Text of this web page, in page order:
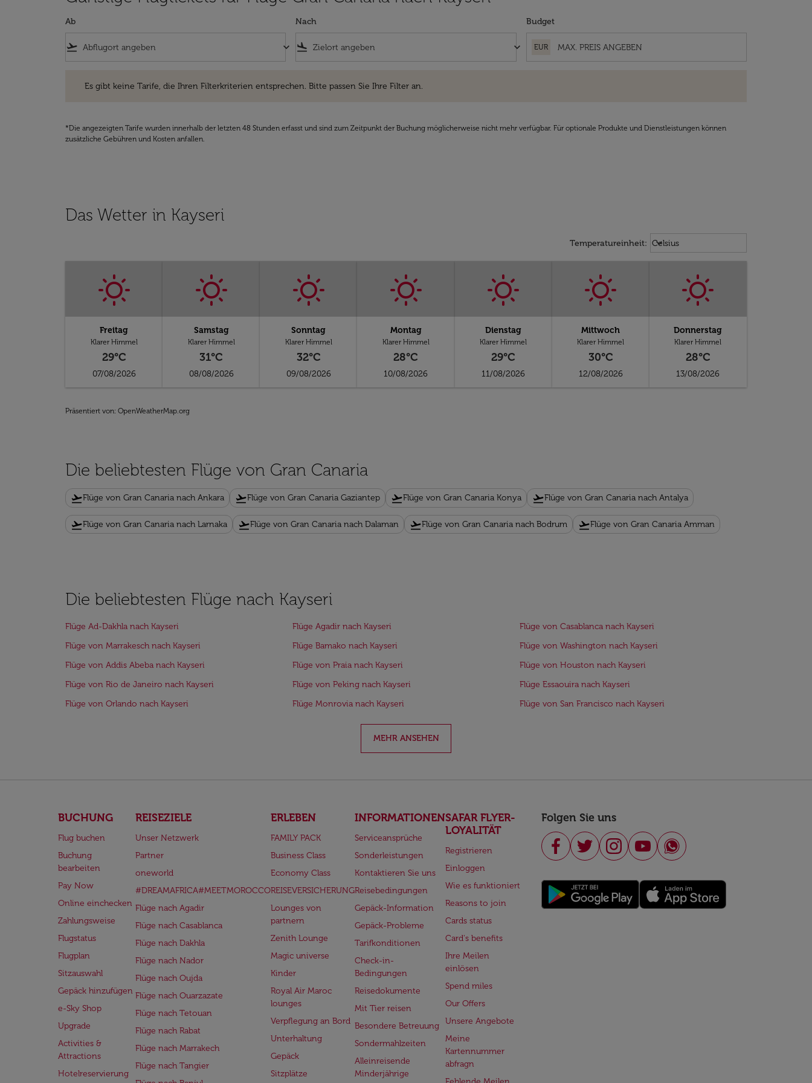
Ab
flight_takeoff keyboard_arrow_down
Nach
flight_land keyboard_arrow_down
Budget
EUR
Es gibt keine Tarife, die Ihren Filterkriterien entsprechen. Bitte passen Sie Ihre Filter an.
*Die angezeigten Tarife wurden innerhalb der letzten 48 Stunden erfasst und sind zum Zeitpunkt der Buchung möglicherweise nicht mehr verfügbar. Für optionale Produkte und Dienstleistungen können
zusätzliche Gebühren und Kosten anfallen.
Das Wetter in Kayseri
Temperatureinheit: Weather unit option Celsius
Celsius
keyboard_arrow_down
Freitag
Klarer Himmel
29°C
07/08/2026
Samstag
Klarer Himmel
31°C
08/08/2026
Sonntag
Klarer Himmel
32°C
09/08/2026
Montag
Klarer Himmel
28°C
10/08/2026
Dienstag
Klarer Himmel
29°C
11/08/2026
Mittwoch
Klarer Himmel
30°C
12/08/2026
Donnerstag
Klarer Himmel
28°C
13/08/2026
Präsentiert von: OpenWeatherMap.org
Die beliebtesten Flüge von Gran Canaria
flight_takeoffFlüge von Gran Canaria nach Ankara flight_takeoffFlüge von Gran Canaria Gaziantep flight_takeoffFlüge von Gran Canaria Konya flight_takeoffFlüge von Gran Canaria nach Antalya
flight_takeoffFlüge von Gran Canaria nach Larnaka flight_takeoffFlüge von Gran Canaria nach Dalaman flight_takeoffFlüge von Gran Canaria nach Bodrum flight_takeoffFlüge von Gran Canaria Amman
Die beliebtesten Flüge nach Kayseri
Flüge Ad-Dakhla nach Kayseri Flüge Agadir nach Kayseri
Flüge von Casablanca nach Kayseri
Flüge von Marrakesch nach Kayseri
Flüge Bamako nach Kayseri
Flüge von Washington nach Kayseri
Flüge von Addis Abeba nach Kayseri
Flüge von Praia nach Kayseri
Flüge von Houston nach Kayseri
Flüge von Rio de Janeiro nach Kayseri
Flüge von Peking nach Kayseri
Flüge Essaouira nach Kayseri
Flüge von Orlando nach Kayseri
Flüge Monrovia nach Kayseri Flüge von San Francisco nach Kayseri
MEHR ANSEHEN
BUCHUNG
Flug buchen
Buchung
bearbeiten
Pay Now
Online einchecken
Zahlungsweise
Flugstatus
Flugplan
Sitzauswahl
Gepäck hinzufügen
e-Sky Shop
Upgrade
Activities &
Attractions
Hotelreservierung
REISEZIELE
Unser Netzwerk
Partner
oneworld
#DREAMAFRICA#MEETMOROCCO
Flüge nach Agadir
Flüge nach Casablanca
Flüge nach Dakhla
Flüge nach Nador
Flüge nach Oujda
Flüge nach Ouarzazate
Flüge nach Tetouan
Flüge nach Rabat
Flüge nach Marrakech
Flüge nach Tangier
ERLEBEN
FAMILY PACK
Business Class
Economy Class
REISEVERSICHERUNG
Lounges von
partnern
Zenith Lounge
Magic universe
Kinder
Royal Air Maroc
lounges
Verpflegung an Bord
Unterhaltung
Gepäck
Sitzplätze
INFORMATIONEN
Serviceansprüche
Sonderleistungen
Kontaktieren Sie uns
Reisebedingungen
Gepäck-Information
Gepäck-Probleme
Tarifkonditionen
Check-in-
Bedingungen
Reisedokumente
Mit Tier reisen
Besondere Betreuung
Sondermahlzeiten
Alleinreisende
Minderjährige
SAFAR FLYER-
LOYALITÄT
Registrieren
Einloggen
Wie es funktioniert
Reasons to join
Cards status
Card's benefits
Ihre Meilen
einlösen
Spend miles
Our Offers
Unsere Angebote
Meine
Kartennummer
abfragn
Folgen Sie uns